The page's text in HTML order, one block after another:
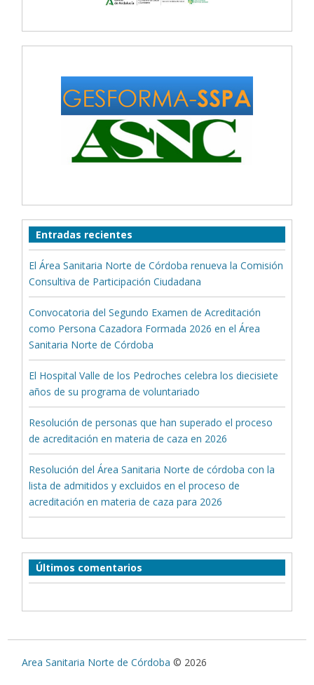
Entradas recientes
El Área Sanitaria Norte de Córdoba renueva la Comisión
Consultiva de Participación Ciudadana
Convocatoria del Segundo Examen de Acreditación
como Persona Cazadora Formada 2026 en el Área
Sanitaria Norte de Córdoba
El Hospital Valle de los Pedroches celebra los diecisiete
años de su programa de voluntariado
Resolución de personas que han superado el proceso
de acreditación en materia de caza en 2026
Resolución del Área Sanitaria Norte de córdoba con la
lista de admitidos y excluidos en el proceso de
acreditación en materia de caza para 2026
Últimos comentarios
Area Sanitaria Norte de Córdoba © 2026